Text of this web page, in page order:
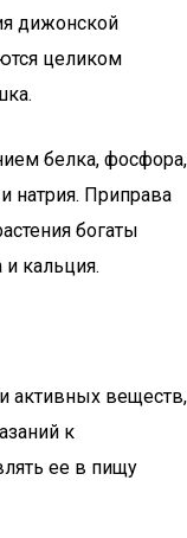
дижонской
целиком
белка, фосфора,
натрия. Приправа
богаты
кальция.
активных веществ,
к
ее в пищу